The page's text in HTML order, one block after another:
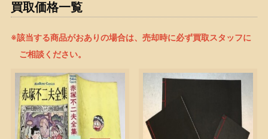
買取価格一覧
※該当する商品がおありの場合は、売却時に必ず買取スタッフに
ご相談ください。